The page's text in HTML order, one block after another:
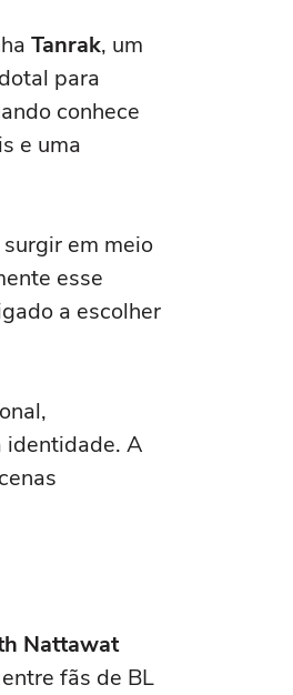
Tanrak, um
para
conhece
e uma
em meio
esse
a escolher
identidade. A
Nattawat
fãs de BL